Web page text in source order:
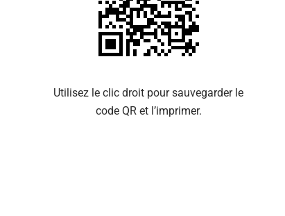
Utilisez le clic droit pour sauvegarder le
code QR et l’imprimer.